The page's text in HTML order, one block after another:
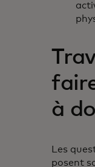
à
Les
posent